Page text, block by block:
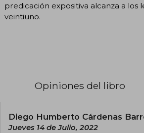
predicación expositiva alcanza a los
veintiuno.
Opiniones del libro
Diego Humberto Cárdenas
Jueves 14 de Julio, 2022